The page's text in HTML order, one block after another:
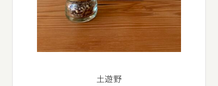
土遊野